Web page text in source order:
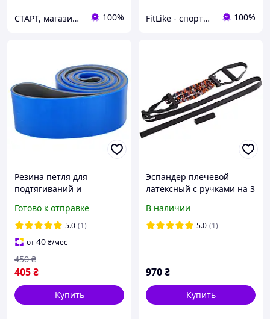
СТАРТ, магазин спортивных товаров 100% FitLike - спортивний інтернет-магазин 100%
Резина петля для
подтягиваний и
силовая двухслойная SP-
Sport 8037-ХL DUAL
POWER BAND 39-77кг
Готово к отправке
5.0 (1)
от40₴/мес
405₴
450 ₴
Купить
Эспандер плечевой
латексный с ручками на 3
55
В наличии
5.0 (1)
970₴
Купить